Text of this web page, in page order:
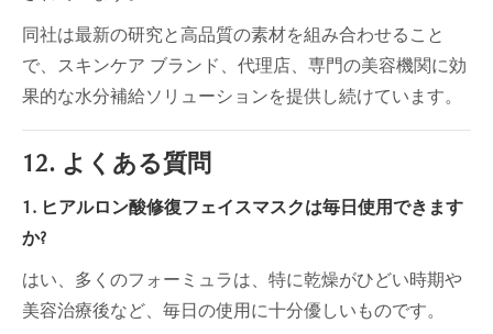
同社は最新の研究と高品質の素材を組み合わせること
で、スキンケア ブランド、代理店、専門の美容機関に効
果的な水分補給ソリューションを提供し続けています。
12. よくある質問
1. ヒアルロン酸修復フェイスマスクは毎日使用できます
か?
はい、多くのフォーミュラは、特に乾燥がひどい時期や
美容治療後など、毎日の使用に十分優しいものです。